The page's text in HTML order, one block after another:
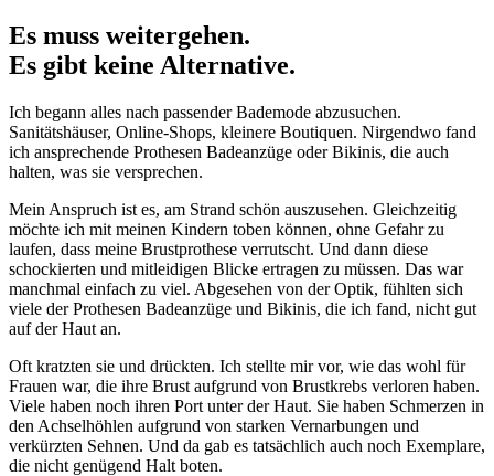
Es muss weitergehen.
Es gibt keine Alternative.
Ich begann alles nach passender Bademode abzusuchen.
Sanitätshäuser, Online-Shops, kleinere Boutiquen. Nirgendwo fand
ich ansprechende Prothesen Badeanzüge oder Bikinis, die auch
halten, was sie versprechen.
Mein Anspruch ist es, am Strand schön auszusehen. Gleichzeitig
möchte ich mit meinen Kindern toben können, ohne Gefahr zu
laufen, dass meine Brustprothese verrutscht. Und dann diese
schockierten und mitleidigen Blicke ertragen zu müssen. Das war
manchmal einfach zu viel. Abgesehen von der Optik, fühlten sich
viele der Prothesen Badeanzüge und Bikinis, die ich fand, nicht gut
auf der Haut an.
Oft kratzten sie und drückten. Ich stellte mir vor, wie das wohl für
Frauen war, die ihre Brust aufgrund von Brustkrebs verloren haben.
Viele haben noch ihren Port unter der Haut. Sie haben Schmerzen in
den Achselhöhlen aufgrund von starken Vernarbungen und
verkürzten Sehnen. Und da gab es tatsächlich auch noch Exemplare,
die nicht genügend Halt boten.